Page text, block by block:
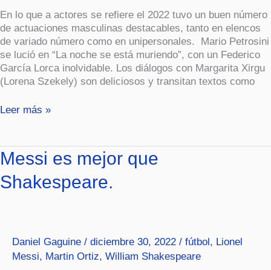
En lo que a actores se refiere el 2022 tuvo un buen número
de actuaciones masculinas destacables, tanto en elencos
de variado número como en unipersonales. Mario Petrosini
se lució en “La noche se está muriendo”, con un Federico
García Lorca inolvidable. Los diálogos con Margarita Xirgu
(Lorena Szekely) son deliciosos y transitan textos como
Leer más »
Messi es mejor que
Shakespeare.
Daniel Gaguine / diciembre 30, 2022 / fútbol, Lionel
Messi, Martin Ortiz, William Shakespeare
Messi
es
mejor
que